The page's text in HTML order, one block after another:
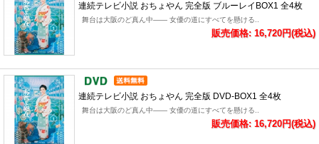
連続テレビ小説 おちょやん 完全版 ブルーレイBOX1 全4枚
舞台は大阪のど真ん中―― 女優の道にすべてを懸ける..
販売価格: 16,720円(税込)
連続テレビ小説 おちょやん 完全版 DVD-BOX1 全4枚
舞台は大阪のど真ん中―― 女優の道にすべてを懸ける..
販売価格: 16,720円(税込)